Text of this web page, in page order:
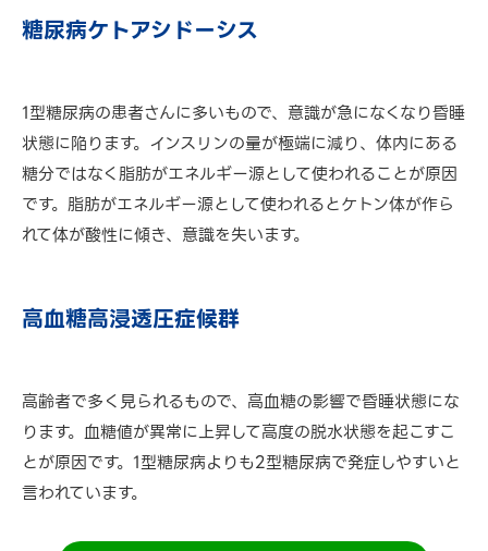
糖尿病ケトアシドーシス
1型糖尿病の患者さんに多いもので、意識が急になくなり昏睡
状態に陥ります。インスリンの量が極端に減り、体内にある
糖分ではなく脂肪がエネルギー源として使われることが原因
です。脂肪がエネルギー源として使われるとケトン体が作ら
れて体が酸性に傾き、意識を失います。
高血糖高浸透圧症候群
高齢者で多く見られるもので、高血糖の影響で昏睡状態にな
ります。血糖値が異常に上昇して高度の脱水状態を起こすこ
とが原因です。1型糖尿病よりも2型糖尿病で発症しやすいと
言われています。